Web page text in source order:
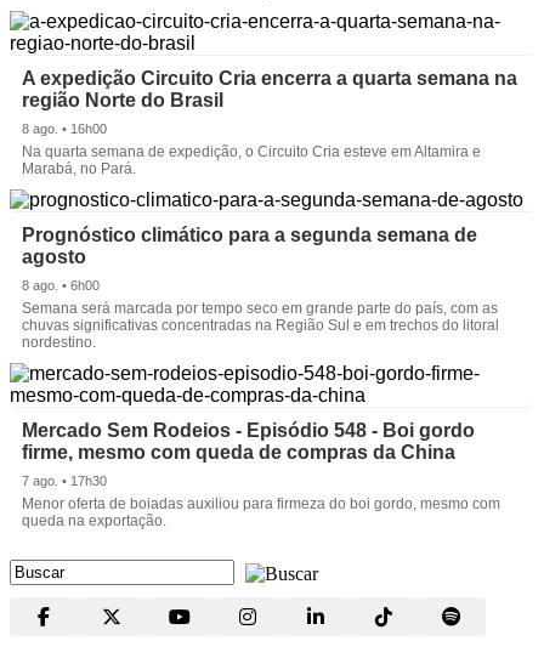
A expedição Circuito Cria encerra a quarta semana na
região Norte do Brasil
8 ago. • 16h00
Na quarta semana de expedição, o Circuito Cria esteve em Altamira e
Marabá, no Pará.
Prognóstico climático para a segunda semana de
agosto
8 ago. • 6h00
Semana será marcada por tempo seco em grande parte do país, com as
chuvas significativas concentradas na Região Sul e em trechos do litoral
nordestino.
Mercado Sem Rodeios - Episódio 548 - Boi gordo
firme, mesmo com queda de compras da China
7 ago. • 17h30
Menor oferta de boiadas auxiliou para firmeza do boi gordo, mesmo com
queda na exportação.